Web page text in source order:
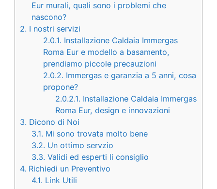
Eur murali, quali sono i problemi che
nascono?
2. I nostri servizi
2.0.1. Installazione Caldaia Immergas
Roma Eur e modello a basamento,
prendiamo piccole precauzioni
2.0.2. Immergas e garanzia a 5 anni, cosa
propone?
2.0.2.1. Installazione Caldaia Immergas
Roma Eur, design e innovazioni
3. Dicono di Noi
3.1. Mi sono trovata molto bene
3.2. Un ottimo servzio
3.3. Validi ed esperti li consiglio
4. Richiedi un Preventivo
4.1. Link Utili